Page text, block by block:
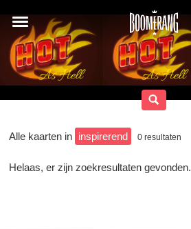
Alle kaarten in inspirerend 0 resultaten
Helaas, er zijn zoekresultaten gevonden.